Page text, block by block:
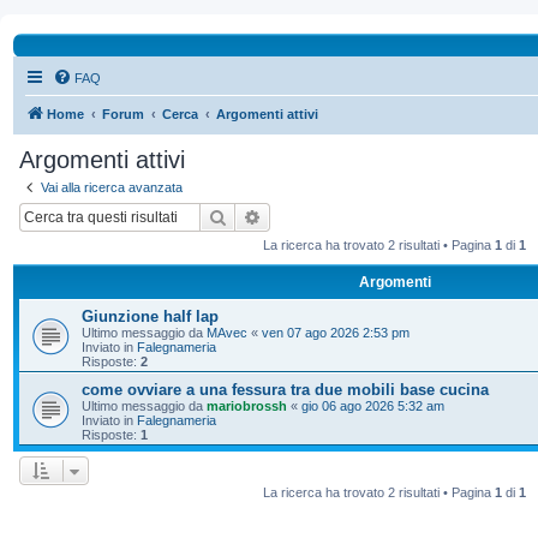
FAQ
Home Forum Cerca Argomenti attivi
Argomenti attivi
Vai alla ricerca avanzata
Cerca
La ricerca ha trovato 2 risultati • Pagina 1 di 1
Argomenti
Giunzione half lap
Ultimo messaggio da MAvec « ven 07 ago 2026 2:53 pm
Inviato in Falegnameria
Risposte: 2
come ovviare a una fessura tra due mobili base cucina
Ultimo messaggio da mariobrossh « gio 06 ago 2026 5:32 am
Inviato in Falegnameria
Risposte: 1
La ricerca ha trovato 2 risultati • Pagina 1 di 1